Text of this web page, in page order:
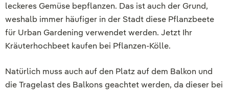
leckeres Gemüse bepflanzen. Das ist auch der Grund,
weshalb immer häufiger in der Stadt diese Pflanzbeete
für Urban Gardening verwendet werden. Jetzt Ihr
Kräuterhochbeet kaufen bei Pflanzen-Kölle.
Natürlich muss auch auf den Platz auf dem Balkon und
die Tragelast des Balkons geachtet werden, da dieser bei